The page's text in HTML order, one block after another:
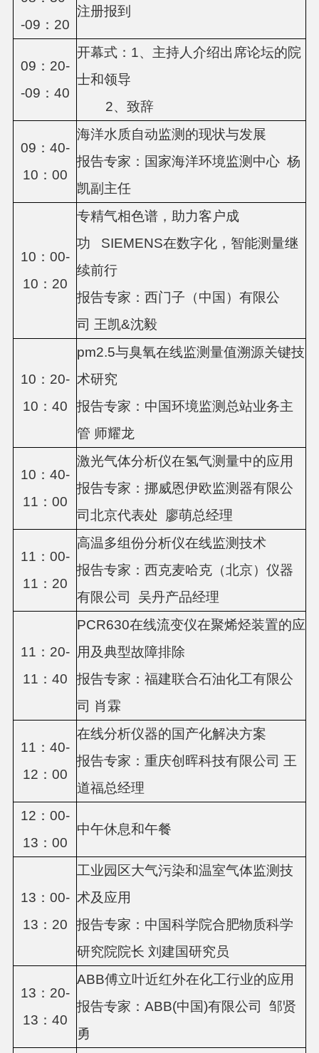
-09： 20
注册报到
09： 20-
-09： 40
开幕式： 1、主持人介绍出席论坛的院
士和领导
2、致辞
09 ： 40-
10 ： 00
海洋水质自动监测的现状与发展
报告专家：国家海洋环境监测中心 杨
凯副主任
10 ： 00-
10 ： 20
专精气相色谱，助力客户成
功
SIEMENS在数字化，智能测量继
续前行
报告专家： 西门子（中国）有限公
司 王凯&沈毅
10： 20-
10： 40
pm2.5与臭氧在线监测量值溯源关键技
术研究
报告专家：中国环境监测总站业务主
管 师耀龙
10： 40-
11 ： 00
激光气体分析仪在氢气测量中的应用
报告专家： 挪威恩伊欧监测器有限公
司北京代表处
廖萌总经理
11 ： 00-
11：20
高温多组份分析仪在线监测技术
报告专家： 西克麦哈克（北京）仪器
有限公司
吴丹产品经理
11：20-
11：40
PCR630在线流变仪在聚烯烃装置的应
用及典型故障排除
报告专家：福建联合石油化工有限公
司 肖霖
11：40-
12：00
在线分析仪器的国产化解决方案
报告专家：重庆创晖科技有限公司 王
道福总经理
12：00-
13：00
中午休息和午餐
13：00-
13：20
工业园区大气污染和温室气体监测技
术及应用
报告专家：中国科学院合肥物质科学
研究院院长 刘建国研究员
13：20-
13：40
ABB傅立叶近红外在化工行业的应用
报告专家： ABB(中国)有限公司 邹贤
勇